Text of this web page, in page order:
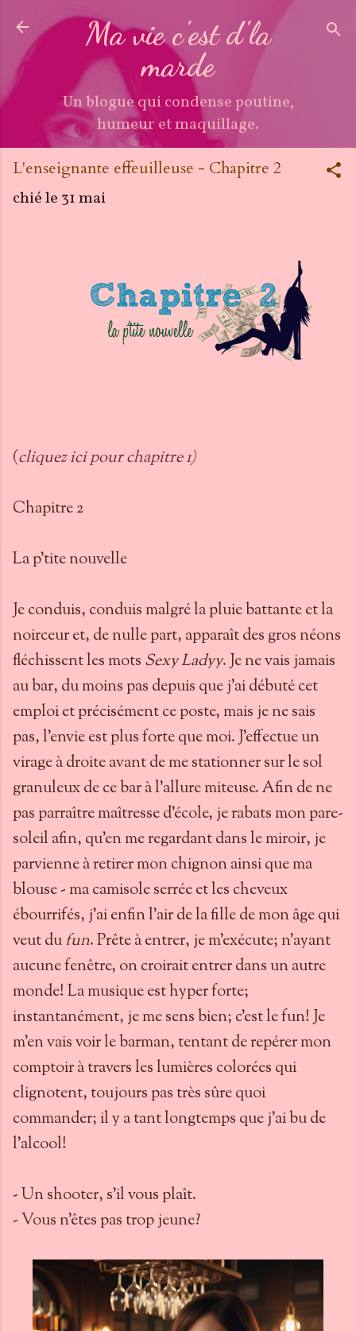
Accéder au contenu principal
Ma vie c'est d'la
marde
Un blogue qui condense poutine,
humeur et maquillage.
L'enseignante effeuilleuse - Chapitre 2
chié le 31 mai
(cliquez ici pour chapitre 1)
Chapitre 2
La p'tite nouvelle
Je conduis, conduis malgré la pluie battante et la
noirceur et, de nulle part, apparaît des gros néons
fléchissent les mots Sexy Ladyy. Je ne vais jamais
au bar, du moins pas depuis que j'ai débuté cet
emploi et précisément ce poste, mais je ne sais
pas, l'envie est plus forte que moi. J'effectue un
virage à droite avant de me stationner sur le sol
granuleux de ce bar à l'allure miteuse. Afin de ne
pas parraître maîtresse d'école, je rabats mon pare-
soleil afin, qu'en me regardant dans le miroir, je
parvienne à retirer mon chignon ainsi que ma
blouse - ma camisole serrée et les cheveux
ébourrifés, j'ai enfin l'air de la fille de mon âge qui
veut dufun. Prête à entrer, je m'exécute; n'ayant
aucune fenêtre, on croirait entrer dans un autre
monde! La musique est hyper forte;
instantanément, je me sens bien; c'est le fun! Je
m'en vais voir le barman, tentant de repérer mon
comptoir à travers les lumières colorées qui
clignotent, toujours pas très sûre quoi
commander; il y a tant longtemps que j'ai bu de
l'alcool!
- Un shooter, s'il vous plaît.
- Vous n'êtes pas trop jeune?